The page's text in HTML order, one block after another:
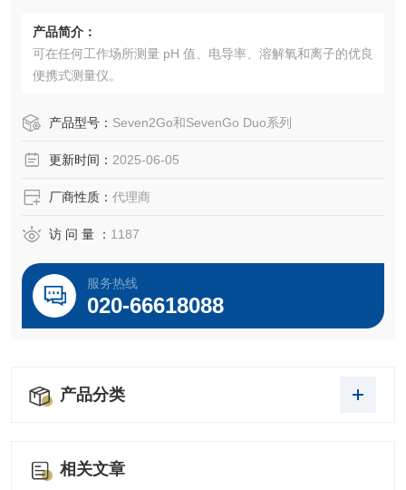
产品简介：
可在任何工作场所测量 pH 值、电导率、溶解氧和离子的优良
便携式测量仪。
产品型号： Seven2Go和SevenGo Duo系列
更新时间： 2025-06-05
厂商性质： 代理商
访 问 量 ： 1187
服务热线
020-66618088
产品分类
相关文章